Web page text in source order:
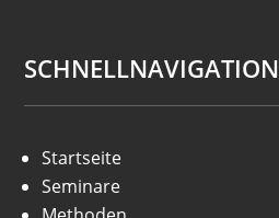
SCHNELLNAVIGATION
Startseite
Seminare